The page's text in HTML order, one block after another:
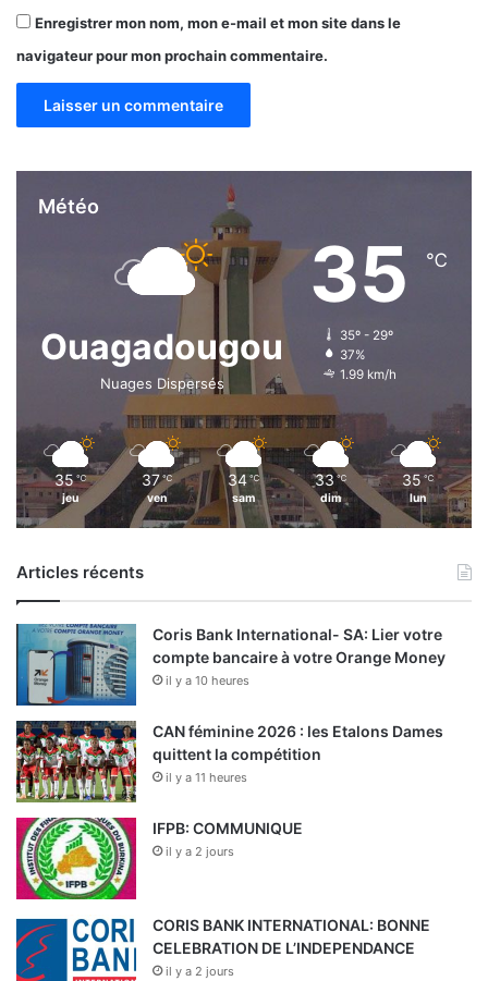
Enregistrer mon nom, mon e-mail et mon site dans le
navigateur pour mon prochain commentaire.
Météo
Ouagadougou
Nuages Dispersés
35 ℃
35º - 29º
37%
1.99 km/h
35 ℃
jeu
37 ℃
ven
34 ℃
sam
33 ℃
dim
35 ℃
lun
Articles récents
Coris Bank International- SA: Lier votre
compte bancaire à votre Orange Money
il y a 10 heures
CAN féminine 2026 : les Etalons Dames
quittent la compétition
il y a 11 heures
IFPB: COMMUNIQUE
il y a 2 jours
CORIS BANK INTERNATIONAL: BONNE
CELEBRATION DE L’INDEPENDANCE
il y a 2 jours